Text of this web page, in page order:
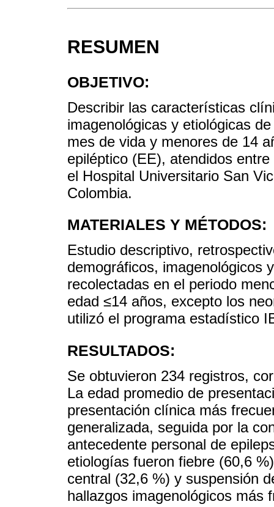
RESUMEN
OBJETIVO:
Describir las características
imagenológicas y etiológicas
mes de vida y menores de 14
epiléptico (EE), atendidos
el Hospital Universitario San
Colombia.
MATERIALES Y MÉTODOS:
Estudio descriptivo,
demográficos, imagenológicos
recolectadas en el periodo
edad ≤14 años, excepto los
utilizó el programa estadístico
RESULTADOS:
Se obtuvieron 234 registros,
La edad promedio de
presentación clínica más
generalizada, seguida por la
antecedente personal de
etiologías fueron fiebre (60,6
central (32,6 %) y suspensión
hallazgos imagenológicos más